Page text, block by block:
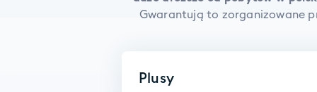
Gwarantują to zorganizowane
Plusy